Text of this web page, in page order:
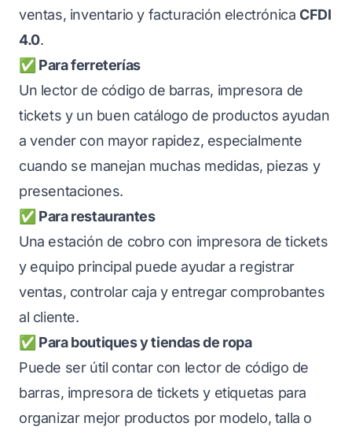
ventas, inventario y facturación electrónicaCFDI
4.0.
✅ Para ferreterías
Un lector de código de barras, impresora de
tickets y un buen catálogo de productos ayudan
a vender con mayor rapidez, especialmente
cuando se manejan muchas medidas, piezas y
presentaciones.
✅ Para restaurantes
Una estación de cobro con impresora de tickets
y equipo principal puede ayudar a registrar
ventas, controlar caja y entregar comprobantes
al cliente.
✅ Para boutiques y tiendas de ropa
Puede ser útil contar con lector de código de
barras, impresora de tickets y etiquetas para
organizar mejor productos por modelo, talla o